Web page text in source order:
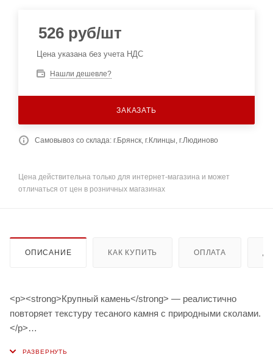
526 руб/шт
Цена указана без учета НДС
Нашли дешевле?
ЗАКАЗАТЬ
Самовывоз со склада: г.Брянск, г.Клинцы, г.Людиново
Цена действительна только для интернет-магазина и может
отличаться от цен в розничных магазинах
ОПИСАНИЕ КАК КУПИТЬ ОПЛАТА
<p><strong>Крупный камень</strong> — реалистично
повторяет текстуру тесаного камня с природными сколами.
</p>
<p>Фасадные панели Крупный камень коллекции Classic